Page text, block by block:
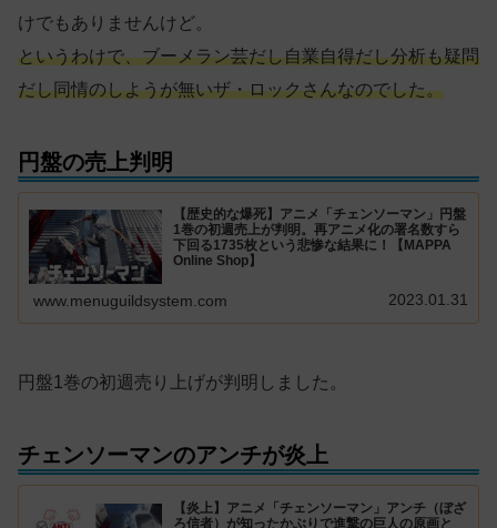
けでもありませんけど。
というわけで、ブーメラン芸だし自業自得だし分析も疑問
だし同情のしようが無いザ・ロックさんなのでした。
円盤の売上判明
【歴史的な爆死】アニメ「チェンソーマン」円盤
1巻の初週売上が判明。再アニメ化の署名数すら
下回る1735枚という悲惨な結果に！【MAPPA
Online Shop】
www.menuguildsystem.com 2023.01.31
円盤1巻の初週売り上げが判明しました。
チェンソーマンのアンチが炎上
【炎上】アニメ「チェンソーマン」アンチ（ぼざ
ろ信者）が知ったかぶりで進撃の巨人の原画と